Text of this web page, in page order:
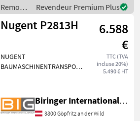
Anhängekupplung *
Remorques
/ Nugent
Revendeur Premium Plus
Nugent P2813H
6.588
€
TTC (TVA
incluse 20%)
5.490 € HT
NUGENT
BAUMASCHINENTRANSPORTER
Zweiachsanhänger,
gebremst * Anhänger ist
aus vollfeuerverzinktem
Biringer International GmbH
3800 Göpfritz an der Wild